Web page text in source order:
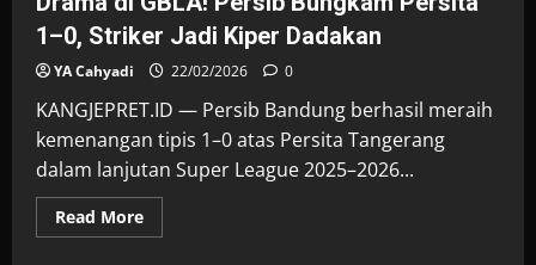
1–0, Striker Jadi Kiper Dadakan
YA Cahyadi 22/02/2026 0
KANGJEPRET.ID — Persib Bandung berhasil meraih
kemenangan tipis 1–0 atas Persita Tangerang
dalam lanjutan Super League 2025–2026...
Read MoreRead
more